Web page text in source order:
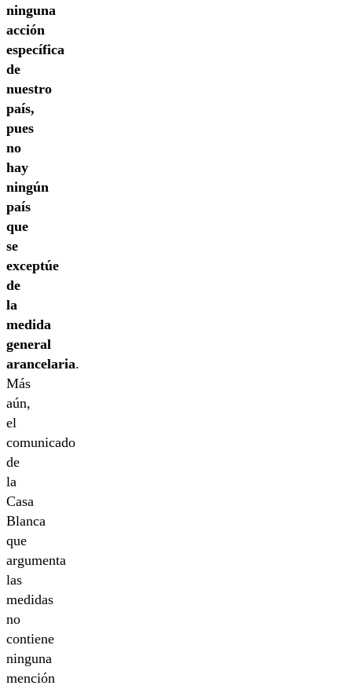
ninguna
acción
específica
de
nuestro
país,
pues
no
hay
ningún
país
que
se
exceptúe
de
la
medida
general
arancelaria.
Más
aún,
el
comunicado
de
la
Casa
Blanca
que
argumenta
las
medidas
no
contiene
ninguna
mención